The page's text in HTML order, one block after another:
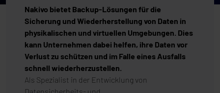
Nakivo bietet Backup-Lösungen für die
Sicherung und Wiederherstellung von Daten in
physikalischen und virtuellen Umgebungen. Dies
kann Unternehmen dabei helfen, ihre Daten vor
Verlust zu schützen und im Falle eines Ausfalls
schnell wiederherzustellen.
Als Spezialist in der Entwicklung von